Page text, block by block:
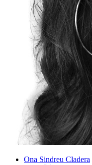
Ona Sindreu Cladera